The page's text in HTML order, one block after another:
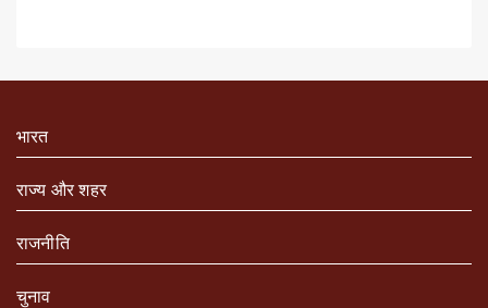
भारत
राज्य और शहर
राजनीति
चुनाव